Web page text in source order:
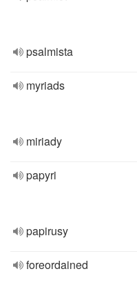
psalmista
myriads
miriady
papyri
papirusy
foreordained